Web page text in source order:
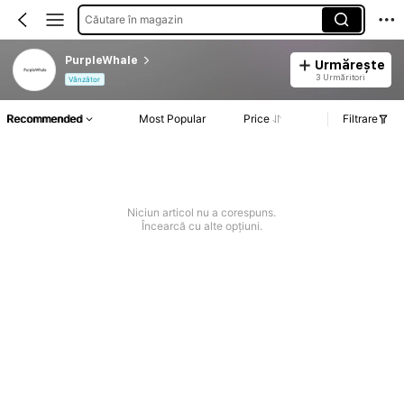
Căutare în magazin
PurpleWhale
Vânzător
Urmărește
3 Urmăritori
Recommended Most Popular Price Filtrare
Niciun articol nu a corespuns.
Încearcă cu alte opțiuni.